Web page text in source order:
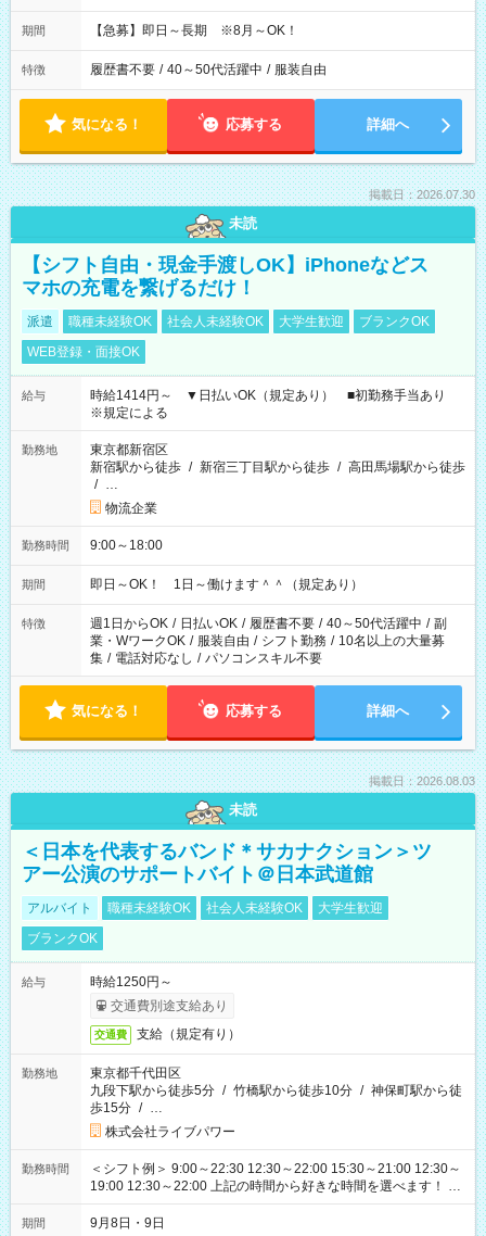
期間 【急募】即日～長期 ※8月～OK！
特徴 履歴書不要 / 40～50代活躍中 / 服装自由
気になる！ 応募する 詳細へ
掲載日：2026.07.30
未読
【シフト自由・現金手渡しOK】iPhoneなどス
マホの充電を繋げるだけ！
派遣 職種未経験OK 社会人未経験OK 大学生歓迎
ブランクOK
WEB登録・面接OK
給与
時給1414円～ ▼日払いOK（規定あり） ■初勤務手当あり
※規定による
勤務地
東京都新宿区
新宿駅から徒歩 / 新宿三丁目駅から徒歩 / 高田馬場駅から徒歩
/ …
物流企業
勤務時間 9:00～18:00
期間 即日～OK！ 1日～働けます＾＾（規定あり）
特徴 週1日からOK / 日払いOK / 履歴書不要 / 40～50代活躍中 / 副
業・WワークOK / 服装自由 / シフト勤務 / 10名以上の大量募
集 / 電話対応なし / パソコンスキル不要
気になる！ 応募する 詳細へ
掲載日：2026.08.03
未読
＜日本を代表するバンド＊サカナクション＞ツ
アー公演のサポートバイト＠日本武道館
アルバイト 職種未経験OK 社会人未経験OK
大学生歓迎
ブランクOK
給与
時給1250円～
交通費別途支給あり
交通費 支給（規定有り）
勤務地
東京都千代田区
九段下駅から徒歩5分 / 竹橋駅から徒歩10分 / 神保町駅から徒
歩15分 / …
株式会社ライブパワー
勤務時間
＜シフト例＞ 9:00～22:30 12:30～22:00 15:30～21:00 12:30～
19:00 12:30～22:00 上記の時間から好きな時間を選べます！ ※
時間は変更となる可能性があります
期間 9月8日・9日